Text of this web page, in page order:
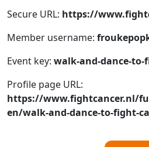
Secure URL: https://
Member username:
Event key: walk-and-dance-to-
Profile page URL:
https://www.fightcancer.nl/
en/walk-and-dance-to-fight-